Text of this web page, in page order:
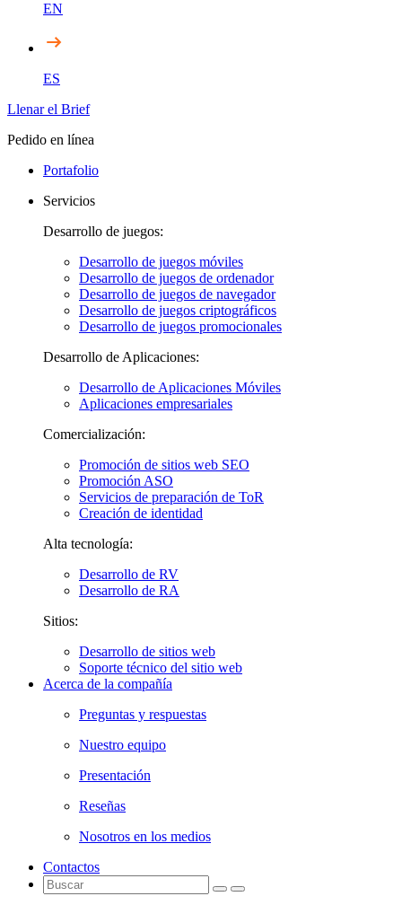
EN
ES
Llenar el Brief
Pedido en línea
Portafolio
Servicios
Desarrollo de juegos:
Desarrollo de juegos móviles
Desarrollo de juegos de ordenador
Desarrollo de juegos de navegador
Desarrollo de juegos criptográficos
Desarrollo de juegos promocionales
Desarrollo de Aplicaciones:
Desarrollo de Aplicaciones Móviles
Aplicaciones empresariales
Comercialización:
Promoción de sitios web SEO
Promoción ASO
Servicios de preparación de ToR
Creación de identidad
Alta tecnología:
Desarrollo de RV
Desarrollo de RA
Sitios:
Desarrollo de sitios web
Soporte técnico del sitio web
Acerca de la compañía
Preguntas y respuestas
Nuestro equipo
Presentación
Reseñas
Nosotros en los medios
Contactos